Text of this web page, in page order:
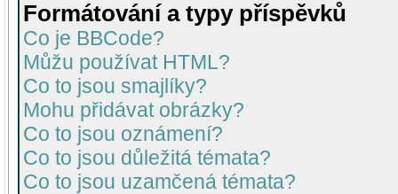
Formátování a typy příspěvků
Co je BBCode?
Můžu používat HTML?
Co to jsou smajlíky?
Mohu přidávat obrázky?
Co to jsou oznámení?
Co to jsou důležitá témata?
Co to jsou uzamčená témata?